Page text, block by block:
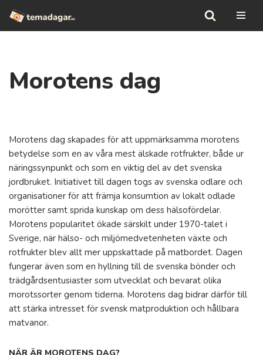
Hoppa
Morotens dag
Morotens dag skapades för att uppmärksamma morotens
betydelse som en av våra mest älskade rotfrukter, både ur
näringssynpunkt och som en viktig del av det svenska
jordbruket. Initiativet till dagen togs av svenska odlare och
organisationer för att främja konsumtion av lokalt odlade
morötter samt sprida kunskap om dess hälsofördelar.
Morotens popularitet ökade särskilt under 1970-talet i
Sverige, när hälso- och miljömedvetenheten växte och
rotfrukter blev allt mer uppskattade på matbordet. Dagen
fungerar även som en hyllning till de svenska bönder och
trädgårdsentusiaster som utvecklat och bevarat olika
morotssorter genom tiderna. Morotens dag bidrar därför till
att stärka intresset för svensk matproduktion och hållbara
matvanor.